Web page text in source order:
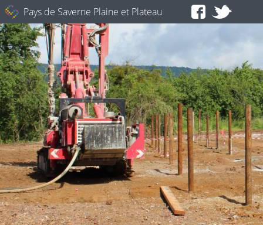
Pays de Saverne Plaine et Plateau